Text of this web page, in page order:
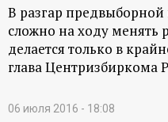
В разгар
сложно на ходу менять
делается только в
глава Центризбиркома
06 июля 2016 - 18:08